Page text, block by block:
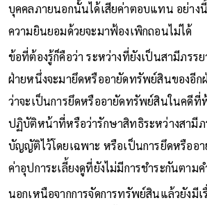
บุคคลภายนอกนั้นได้เสียค่าตอบแทน อย่าง
ความยินยอมด้วยจะมาฟ้องเพิกถอนไม่ได้
ข้อที่ต้องรู้ก็คือว่า ระหว่างที่ยังเป็นสามีภรร
ฝ่ายหนึ่งจะมายึดหรืออายัดทรัพย์สินของอีก
ว่าจะเป็นการยึดหรืออายัดทรัพย์สินในคดีที่
ปฏิบัติหน้าที่หรือว่ารักษาสิทธิระหว่างสามี
บัญญัติไว้โดยเฉพาะ หรือเป็นการยึดหรืออ
ค่าอุปการะเลี้ยงดูที่ยังไม่มีการชำระกันตาม
นอกเหนือจากการจัดการทรัพย์สินแล้วยังมี